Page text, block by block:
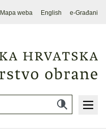
Mapa weba English e-Građani